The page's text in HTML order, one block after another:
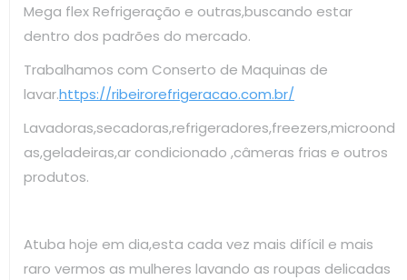
Mega flex Refrigeração e outras,buscando estar
dentro dos padrões do mercado.
Trabalhamos com Conserto de Maquinas de
lavar.https://ribeirorefrigeracao.com.br/
Lavadoras,secadoras,refrigeradores,freezers,microond
as,geladeiras,ar condicionado ,câmeras frias e outros
produtos.
Atuba hoje em dia,esta cada vez mais difícil e mais
raro vermos as mulheres lavando as roupas delicadas